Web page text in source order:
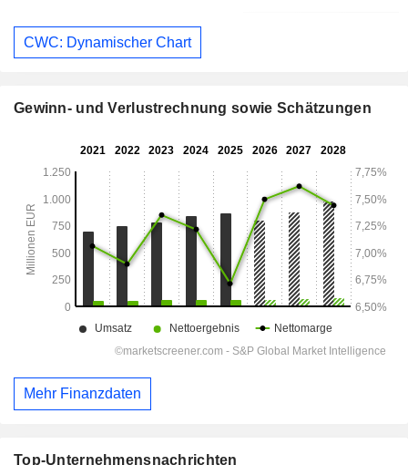
CWC: Dynamischer Chart
Gewinn- und Verlustrechnung sowie Schätzungen
Mehr Finanzdaten
Top-Unternehmensnachrichten